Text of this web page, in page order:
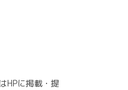
HPに掲載・提